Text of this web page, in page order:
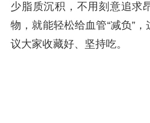
少脂质沉积，不用刻意追求
物，就能轻松给血管“减负”
议大家收藏好、坚持吃。